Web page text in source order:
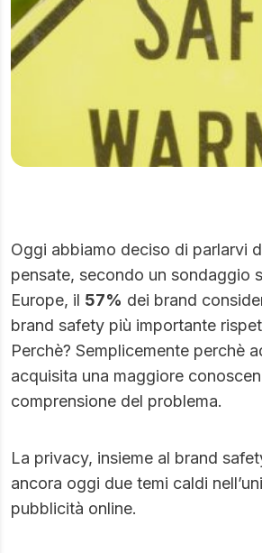
Oggi abbiamo deciso di parlarvi
pensate, secondo un sondaggio
Europe, il 57% dei brand
brand safety più importante
Perchè? Semplicemente perchè
acquisita una maggiore
comprensione del problema.
La privacy, insieme al brand
ancora oggi due temi caldi
pubblicità online.